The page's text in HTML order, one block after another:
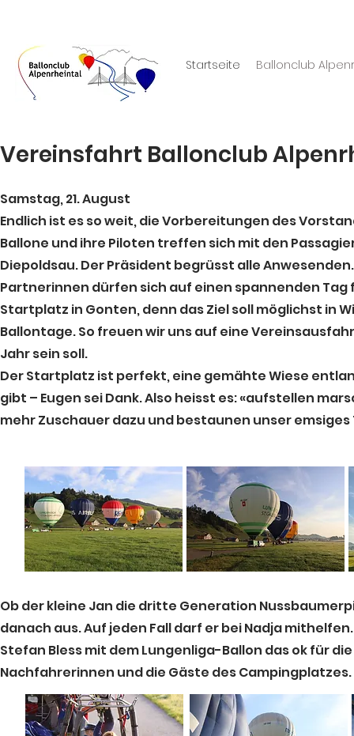
Startseite Ballonclub
Vereinsfahrt Ballonclub
Samstag, 21. August
Endlich ist es so weit, die Vorbereitungen des
Ballone und ihre Piloten treffen sich mit den
Diepoldsau. Der Präsident begrüsst alle
Partnerinnen dürfen sich auf einen spannenden
Startplatz in Gonten, denn das Ziel soll möglichst in
Ballontage. So freuen wir uns auf eine
Jahr sein soll.
Der Startplatz ist perfekt, eine gemähte Wiese
gibt – Eugen sei Dank. Also heisst es: «aufstellen
mehr Zuschauer dazu und bestaunen unser emsiges
Ob der kleine Jan die dritte Generation
danach aus. Auf jeden Fall darf er bei Nadja
Stefan Bless mit dem Lungenliga-Ballon das ok für
Nachfahrerinnen und die Gäste des Campingplatzes.